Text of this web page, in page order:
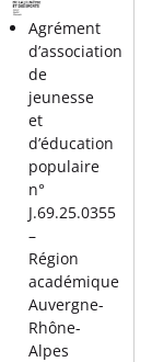
Agrément
d’association
de
jeunesse
et
d’éducation
populaire
n°
J.69.25.0355
–
Région
académique
Auvergne-
Rhône-
Alpes